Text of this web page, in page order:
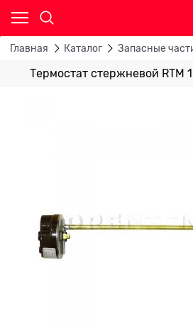
Главная Каталог Запасные
Термостат стержневой RTM